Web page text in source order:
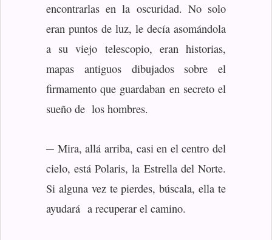
encontrarlas en la oscuridad. No solo
eran puntos de luz, le decía asomándola
a su viejo telescopio, eran historias,
mapas antiguos dibujados sobre el
firmamento que guardaban en secreto el
sueño de los hombres.
─ Mira, allá arriba, casi en el centro del
cielo, está Polaris, la Estrella del Norte.
Si alguna vez te pierdes, búscala, ella te
ayudará a recuperar el camino.